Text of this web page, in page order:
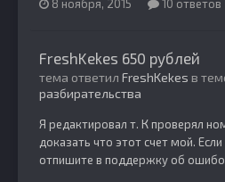
8 ноября, 2015 10 ответов
FreshKekes 650 рублей
тема ответил FreshKekes в
разбирательства
Я редактировал т. К проверял
доказать что этот счет мой.
отпишите в поддержку об